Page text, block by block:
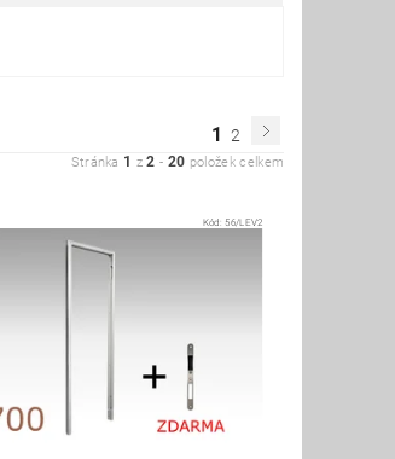
1 2
Stránka 1 z2 - 20 položek celkem
Kód:56/LEV2